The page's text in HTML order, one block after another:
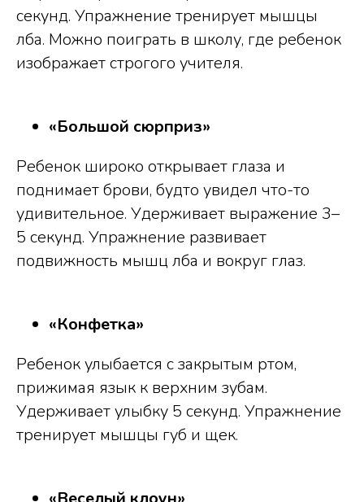
секунд. Упражнение тренирует мышцы
лба. Можно поиграть в школу, где ребенок
изображает строгого учителя.
«Большой сюрприз»
Ребенок широко открывает глаза и
поднимает брови, будто увидел что-то
удивительное. Удерживает выражение 3–
5 секунд. Упражнение развивает
подвижность мышц лба и вокруг глаз.
«Конфетка»
Ребенок улыбается с закрытым ртом,
прижимая язык к верхним зубам.
Удерживает улыбку 5 секунд. Упражнение
тренирует мышцы губ и щек.